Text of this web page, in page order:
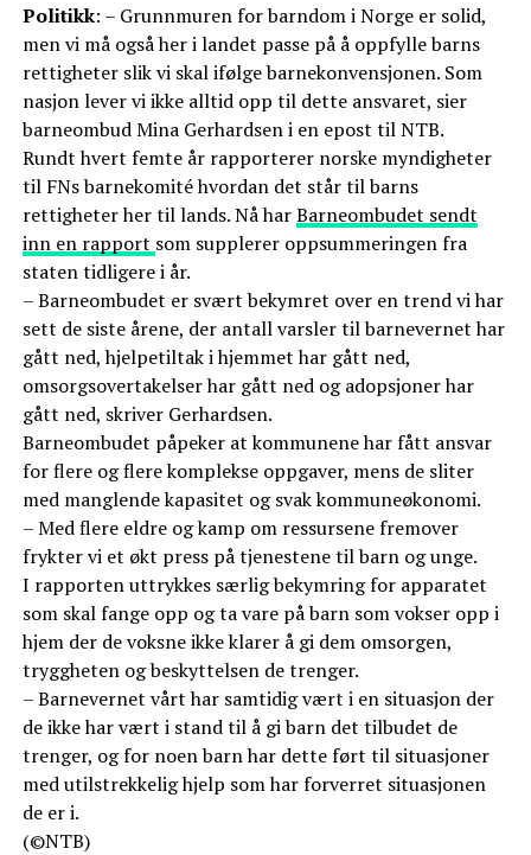
Politikk: – Grunnmuren for barndom i Norge er solid,
men vi må også her i landet passe på å oppfylle barns
rettigheter slik vi skal ifølge barnekonvensjonen. Som
nasjon lever vi ikke alltid opp til dette ansvaret, sier
barneombud Mina Gerhardsen i en epost til NTB.
Rundt hvert femte år rapporterer norske myndigheter
til FNs barnekomité hvordan det står til barns
rettigheter her til lands. Nå harBarneombudet sendt
inn en rapport som supplerer oppsummeringen fra
staten tidligere i år.
– Barneombudet er svært bekymret over en trend vi har
sett de siste årene, der antall varsler til barnevernet har
gått ned, hjelpetiltak i hjemmet har gått ned,
omsorgsovertakelser har gått ned og adopsjoner har
gått ned, skriver Gerhardsen.
Barneombudet påpeker at kommunene har fått ansvar
for flere og flere komplekse oppgaver, mens de sliter
med manglende kapasitet og svak kommuneøkonomi.
– Med flere eldre og kamp om ressursene fremover
frykter vi et økt press på tjenestene til barn og unge.
I rapporten uttrykkes særlig bekymring for apparatet
som skal fange opp og ta vare på barn som vokser opp i
hjem der de voksne ikke klarer å gi dem omsorgen,
tryggheten og beskyttelsen de trenger.
– Barnevernet vårt har samtidig vært i en situasjon der
de ikke har vært i stand til å gi barn det tilbudet de
trenger, og for noen barn har dette ført til situasjoner
med utilstrekkelig hjelp som har forverret situasjonen
de er i.
(©NTB)